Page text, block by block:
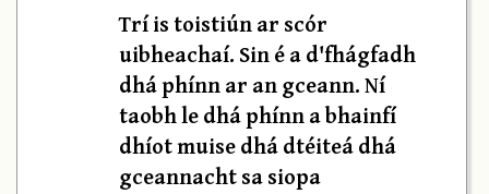
Trí is toistiún ar scór
uibheachaí. Sin é a d'fhágfadh
dhá phínn ar an gceann. Ní
taobh le dhá phínn a bhainfí
dhíot muise dhá dtéiteá dhá
gceannacht sa siopa